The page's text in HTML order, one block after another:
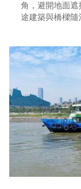
角，避開地面
途建築與橋樑